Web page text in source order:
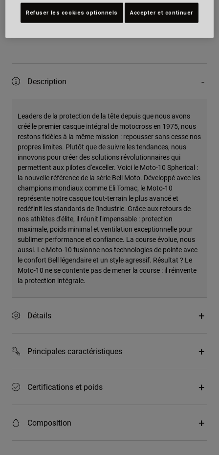
Frais de port gratuits pour toute commande supérieure à 175€
Description
Leaders de la protection de la tête depuis que nous avons
créé le premier casque intégral de motocross en 1975, nous
restons fidèles à la même mission : repousser sans cesse nos
propres limites. Plutôt que de suivre les tendances, nous
innovons pour créer des solutions révolutionnaires qui
permettent aux pilotes d'exceller. Voici le Moto-10 Spherical :
la nouvelle référence de la série Bell Moto. Développé avec les
champions mondiaux comme Eli Tomac, le Moto-10
représente notre casque tout-terrain le plus avancé et
redéfinit les standards de l'industrie. Grâce aux retours de
nos athlètes d'élite, il réunit l'impensable : protection
maximale, poids minimal et ventilation exceptionnelle pour
sublimer performance et confiance. La course évolue, nous
aussi. Le Moto-10 fusionne nos technologies de pointe avec
le confort Bell légendaire et un style agressif. Résultat ? Le
Moto-10 ne se contente pas de mener la course : il réinvente
la protection intégrale.
Détails
Principales caractéristiques
Certifications et poids
Composition
Refuser les cookies optionnels Accepter et continuer